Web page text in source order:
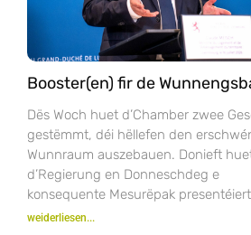
Booster(en) fir de
Dës Woch huet d’Chamber zwee
gestëmmt, déi hëllefen den
Wunnraum auszebauen. Donieft
d’Regierung en Donneschdeg e
konsequente Mesurëpak
weiderliesen...